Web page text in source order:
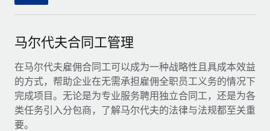
使用我们的 MCP 将任何人工智能工具与 Remote 平台相连
借助核心业务工具简化流程
服务
咨询专家
战略技术合作伙伴
与我们共探合作机遇
Remote Build 即将推出
集成与人工智能自动化咨询
网络研讨会
活动
新闻室
薪金与人才洞察
洞察中心
日本語
한국어
中文（简体）
马尔代夫合同工管理
在马尔代夫雇佣合同工可以成为一种战略性且具成本效益
的方式，帮助企业在无需承担雇佣全职员工义务的情况下
完成项目。无论是为专业服务聘用独立合同工，还是为各
类任务引入分包商，了解马尔代夫的法律与法规都至关重
要。